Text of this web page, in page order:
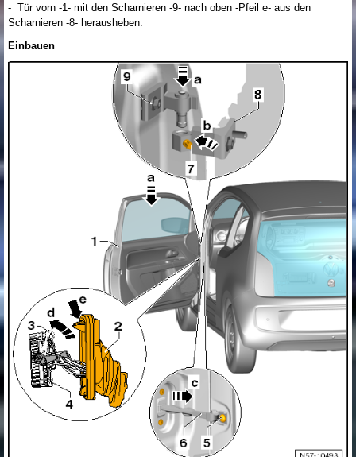
- Tür vorn -1- mit den Scharnieren -9- nach oben -Pfeil e- aus den
Scharnieren -8- herausheben.
Einbauen